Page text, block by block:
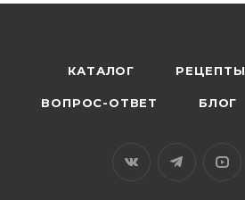
КАТАЛОГ РЕЦЕПТЫ
ВОПРОС-ОТВЕТ БЛОГ